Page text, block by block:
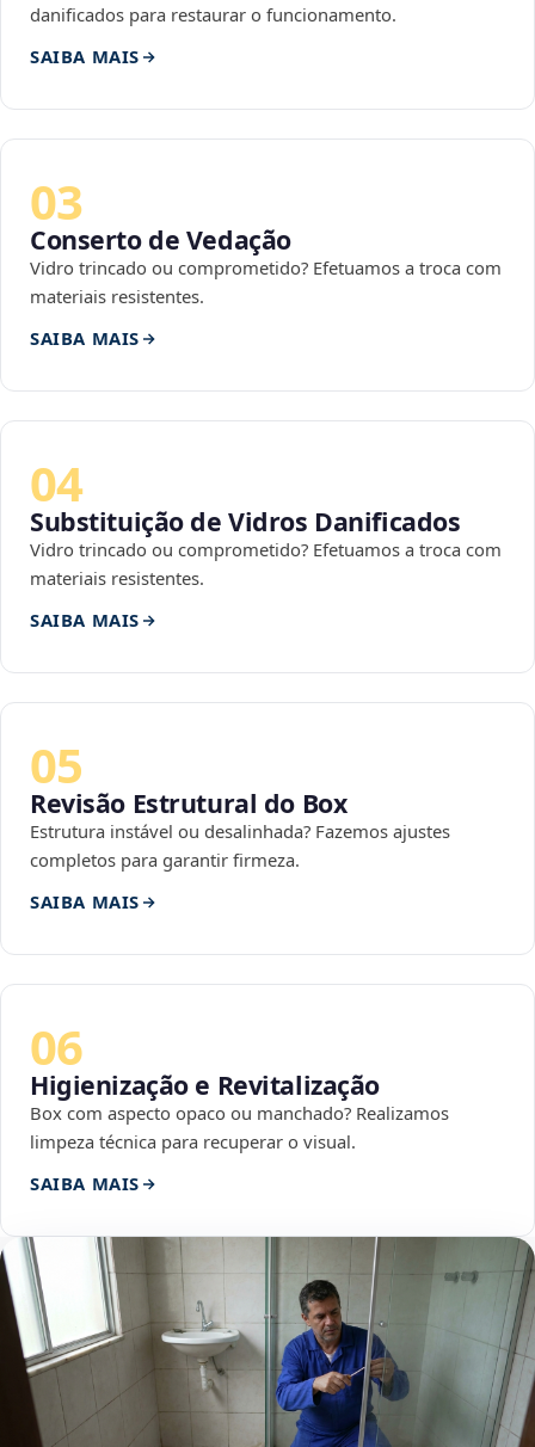
danificados para restaurar o funcionamento.
SAIBA MAIS
03
Conserto de Vedação
Vidro trincado ou comprometido? Efetuamos a troca com
materiais resistentes.
SAIBA MAIS
04
Substituição de Vidros Danificados
Vidro trincado ou comprometido? Efetuamos a troca com
materiais resistentes.
SAIBA MAIS
05
Revisão Estrutural do Box
Estrutura instável ou desalinhada? Fazemos ajustes
completos para garantir firmeza.
SAIBA MAIS
06
Higienização e Revitalização
Box com aspecto opaco ou manchado? Realizamos
limpeza técnica para recuperar o visual.
SAIBA MAIS